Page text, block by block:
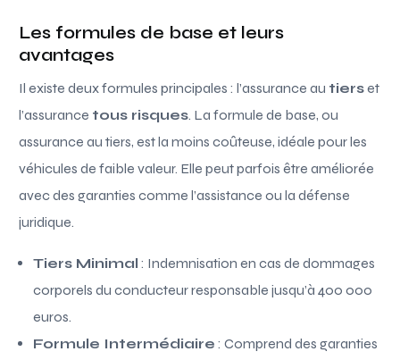
Les formules de base et leurs
avantages
Il existe deux formules principales : l’assurance au tierset
l’assurance tous risques. La formule de base, ou
assurance au tiers, est la moins coûteuse, idéale pour les
véhicules de faible valeur. Elle peut parfois être améliorée
avec des garanties comme l’assistance ou la défense
juridique.
Tiers Minimal : Indemnisation en cas de dommages
corporels du conducteur responsable jusqu’à 400 000
euros.
Formule Intermédiaire : Comprend des garanties